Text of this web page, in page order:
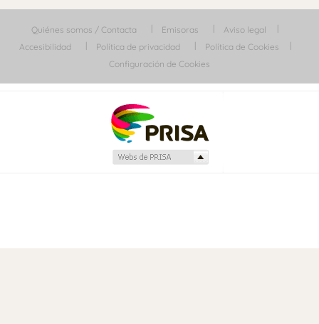
Quiénes somos / Contacta Emisoras
Aviso legal
Accesibilidad
Política de privacidad
Política de Cookies
Configuración de Cookies